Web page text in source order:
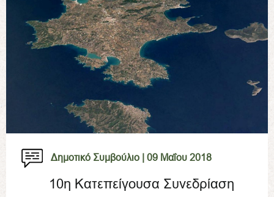
Δημοτικό Συμβούλιο | 09 Μαΐου 2018
10η Κατεπείγουσα Συνεδρίαση